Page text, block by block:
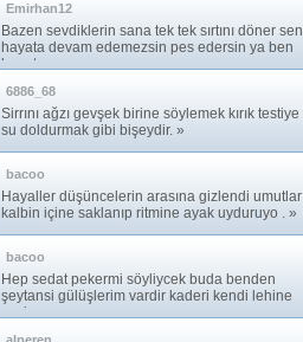
Emirhan12
Bazen sevdiklerin sana tek tek sırtını döner sen
hayata devam edemezsin pes edersin ya ben
hayatıma ... »
6886_68
Sirrını ağzı gevşek birine söylemek kırık testiye
su doldurmak gibi bişeydir. »
bacoo
Hayaller düşüncelerin arasına gizlendi umutlar
kalbin içine saklanıp ritmine ayak uyduruyo . »
bacoo
Hep sedat pekermi söyliycek buda benden
şeytansi gülüşlerim vardir kaderi kendi lehine
çeviren. »